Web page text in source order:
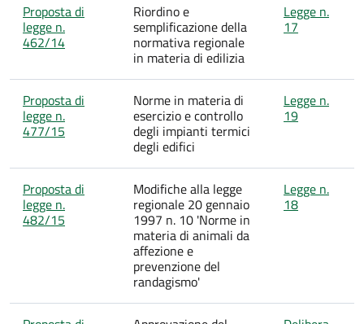
Proposta di
legge n.
462/14
Riordino e
semplificazione della
normativa regionale
in materia di edilizia
Legge n.
17
Proposta di
legge n.
477/15
Norme in materia di
esercizio e controllo
degli impianti termici
degli edifici
Legge n.
19
Proposta di
legge n.
482/15
Modifiche alla legge
regionale 20 gennaio
1997 n. 10 'Norme in
materia di animali da
affezione e
prevenzione del
randagismo'
Legge n.
18